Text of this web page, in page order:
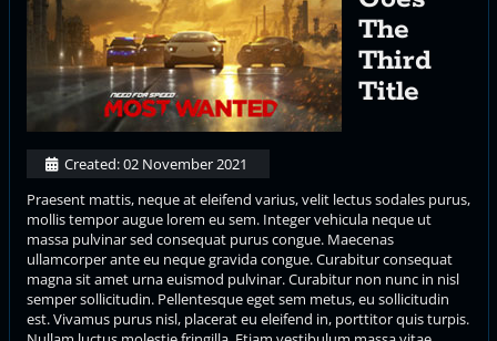
The
Third
Title
Created: 02 November 2021
Praesent mattis, neque at eleifend varius, velit lectus sodales purus,
mollis tempor augue lorem eu sem. Integer vehicula neque ut
massa pulvinar sed consequat purus congue. Maecenas
ullamcorper ante eu neque gravida congue. Curabitur consequat
magna sit amet urna euismod pulvinar. Curabitur non nunc in nisl
semper sollicitudin. Pellentesque eget sem metus, eu sollicitudin
est. Vivamus purus nisl, placerat eu eleifend in, porttitor quis turpis.